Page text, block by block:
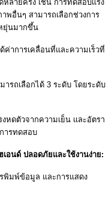
ลายครั้ง เช่น การทดสอบแรง
พอื่นๆ สามารถเลือกช่วงการ
ยุ่นมากขึ้น
ค่าการเคลื่อนที่และความเร็วที่
ารถเลือกได้ 3 ระดับ โดยระดับ
หดตัวจากความเย็น และอัตรา
ารทดสอบ
อนด์ ปลอดภัยและใช้งานง่าย:
พิมพ์ข้อมูล และการแสดง